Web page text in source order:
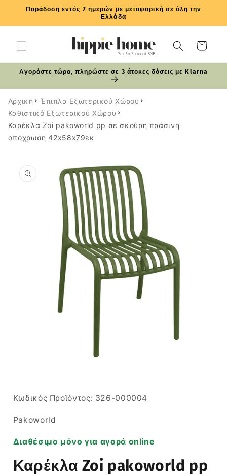
μετάβαση
περιεχόμενο
Παράδοση εντός 7 ημερών με μεταφορική σε όλη την
Ελλάδα
Καλάθι
Αγοράστε τώρα, πληρώστε σε 3 άτοκες δόσεις με Klarna
Αρχική
Έπιπλα Εξωτερικού Χώρου
Καθιστικό Εξωτερικού Χώρου
Καρέκλα Zoi pakoworld pp σε σκούρη πράσινη
απόχρωση 42x58x79εκ
πληροφορίες
προϊόντος
στο
Κωδικός Προϊόντος: SKU:
326-000004
Pakoworld
Διαθέσιμο μόνο για αγορά online
Καρέκλα Zoi pakoworld pp